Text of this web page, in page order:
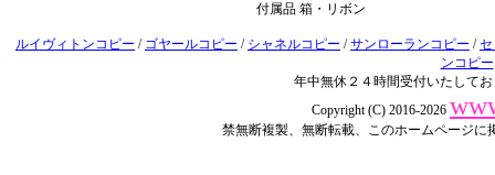
付属品 箱・リボン
ルイヴィトンコピー / ゴヤールコピー / シャネルコピー /サンローランコピー /
ンコピー
年中無休２４時間受付いたして
Copyright (C) 2016-2026
禁無断複製、無断転載、このホームページ